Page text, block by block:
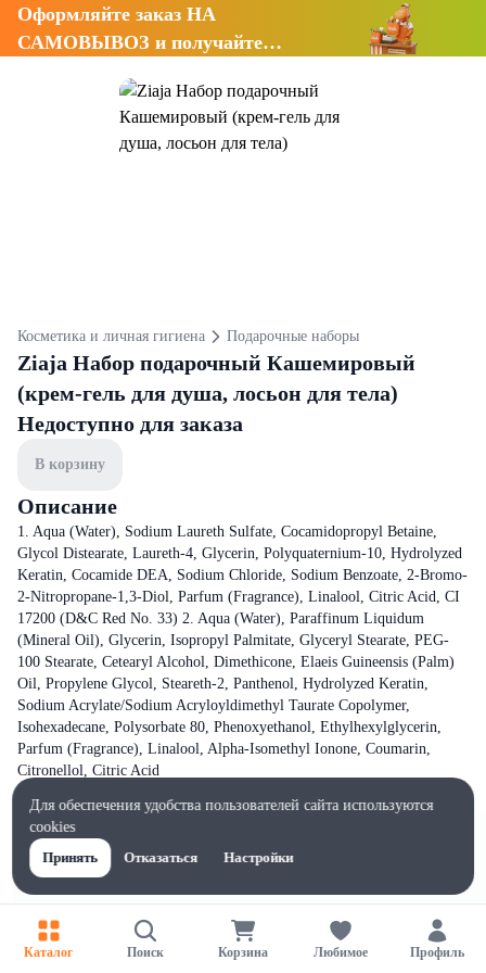
Оформляйте заказ НА
САМОВЫВОЗ и получайте
Косметика и личная гигиена Подарочные наборы
Ziaja Набор подарочный Кашемировый
(крем-гель для душа, лосьон для тела)
Недоступно для заказа
В корзину
Описание
1. Aqua (Water), Sodium Laureth Sulfate, Cocamidopropyl Betaine,
Glycol Distearate, Laureth-4, Glycerin, Polyquaternium-10, Hydrolyzed
Keratin, Cocamide DEA, Sodium Chloride, Sodium Benzoate, 2-Bromo-
2-Nitropropane-1,3-Diol, Parfum (Fragrance), Linalool, Citric Acid, CI
17200 (D&C Red No. 33) 2. Aqua (Water), Paraffinum Liquidum
(Mineral Oil), Glycerin, Isopropyl Palmitate, Glyceryl Stearate, PEG-
100 Stearate, Cetearyl Alcohol, Dimethicone, Elaeis Guineensis (Palm)
Oil, Propylene Glycol, Steareth-2, Panthenol, Hydrolyzed Keratin,
Sodium Acrylate/Sodium Acryloyldimethyl Taurate Copolymer,
Isohexadecane, Polysorbate 80, Phenoxyethanol, Ethylhexylglycerin,
Parfum (Fragrance), Linalool, Alpha-Isomethyl Ionone, Coumarin,
Citronellol, Citric Acid
Каталог Поиск Корзина Любимое Профиль
Для обеспечения удобства пользователей сайта используются
cookies
Принять
Отказаться Настройки